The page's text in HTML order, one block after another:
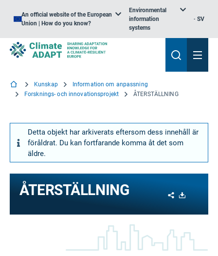
An official website of the European
Union | How do you know?
Environmental
information
systems
SV
Kunskap
Information om anpassning
Forsknings- och innovationsprojekt
ÅTERSTÄLLNING
Detta objekt har arkiverats eftersom dess innehåll är
föråldrat. Du kan fortfarande komma åt det som
äldre.
ÅTERSTÄLLNING Share